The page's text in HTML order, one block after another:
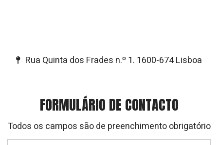
Rua Quinta dos Frades n.º 1. 1600-674 Lisboa
FORMULÁRIO DE CONTACTO
Todos os campos são de preenchimento obrigatório